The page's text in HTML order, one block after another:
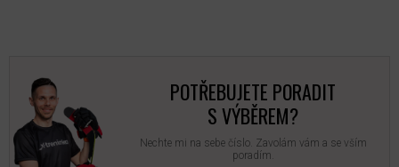
POTŘEBUJETE PORADIT
S VÝBĚREM?
Nechte mi na sebe číslo. Zavolám vám a se vším
poradím.